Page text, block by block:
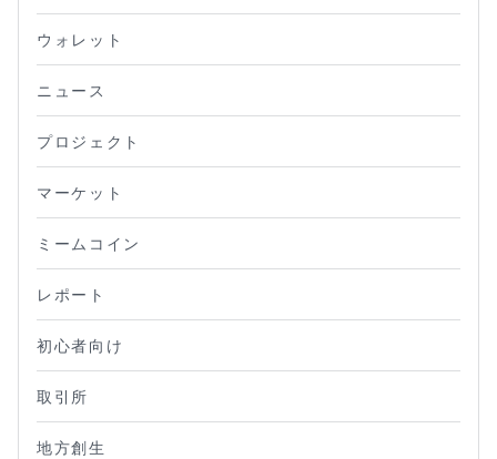
ウォレット
ニュース
プロジェクト
マーケット
ミームコイン
レポート
初心者向け
取引所
地方創生